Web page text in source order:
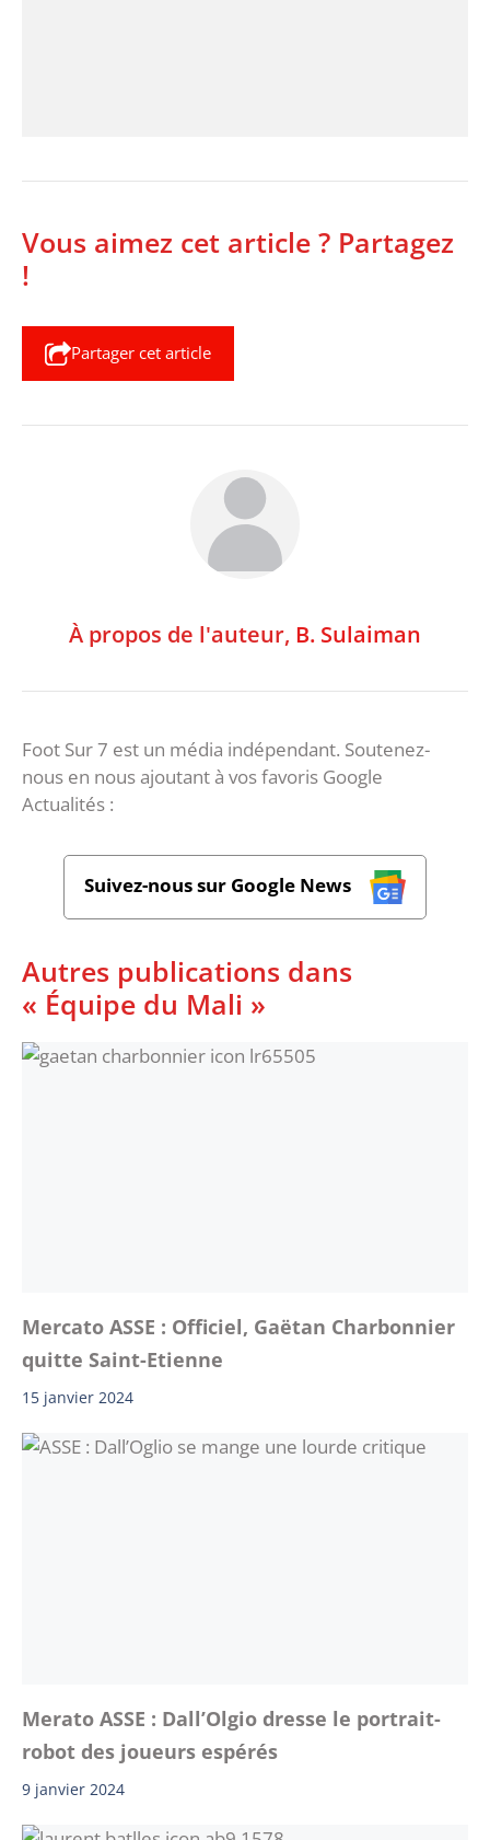
Vous aimez cet article ? Partagez
!
Partager cet article
À propos de l'auteur, B. Sulaiman
Foot Sur 7 est un média indépendant. Soutenez-
nous en nous ajoutant à vos favoris Google
Actualités :
Suivez-nous sur Google News
Autres publications dans
« Équipe du Mali »
Mercato ASSE : Officiel, Gaëtan Charbonnier
quitte Saint-Etienne
15 janvier 2024
Merato ASSE : Dall’Olgio dresse le portrait-
robot des joueurs espérés
9 janvier 2024